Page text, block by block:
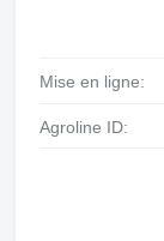
Mise en ligne:
Agroline ID: